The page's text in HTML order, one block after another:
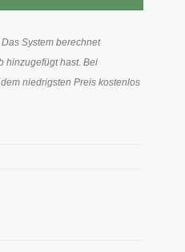
System berechnet
hinzugefügt hast. Bei
niedrigsten Preis kostenlos